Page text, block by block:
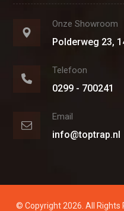
Onze Showroom
Polderweg 23,
Telefoon
0299 - 700241
Email
info@toptrap.nl
© Copyright 2026. All Rights